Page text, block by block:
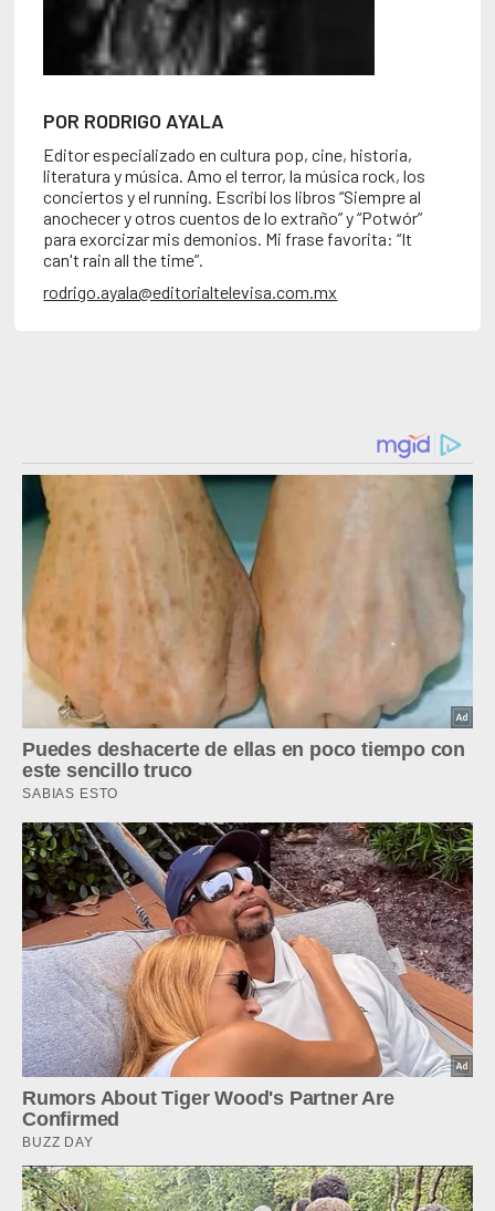
POR RODRIGO AYALA
Editor especializado en cultura pop, cine, historia,
literatura y música. Amo el terror, la música rock, los
conciertos y el running. Escribí los libros “Siempre al
anochecer y otros cuentos de lo extraño” y “Potwór”
para exorcizar mis demonios. Mi frase favorita: “It
can't rain all the time”.
rodrigo.ayala@editorialtelevisa.com.mx